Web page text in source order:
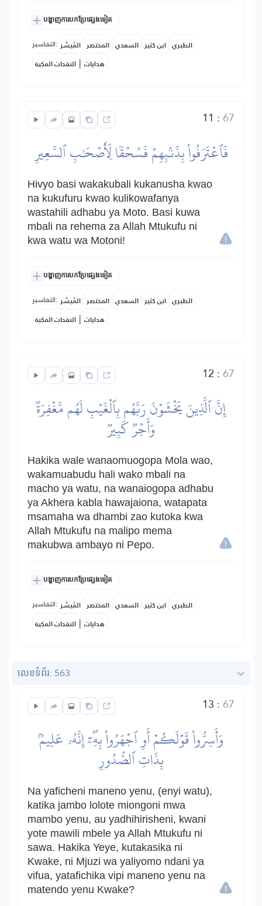
បង្ហាញការបកប្រែផ្សេងទៀត
التفاسير: المُيسَّر المختصر السعدي ابن كثير الطبري
النفحات المكية | هدايات
11 :67
فَٱعۡتَرَفُواْ بِذَنۢبِهِمۡ فَسُحۡقٗا لِّأَصۡحَٰبِ ٱلسَّعِيرِ
Hivyo basi wakakubali kukanusha kwao
na kukufuru kwao kulikowafanya
wastahili adhabu ya Moto. Basi kuwa
mbali na rehema za Allah Mtukufu ni
kwa watu wa Motoni!
បង្ហាញការបកប្រែផ្សេងទៀត
التفاسير: المُيسَّر المختصر السعدي ابن كثير الطبري
النفحات المكية | هدايات
12 :67
إِنَّ ٱلَّذِينَ يَخۡشَوۡنَ رَبَّهُم بِٱلۡغَيۡبِ لَهُم مَّغۡفِرَةٞ
وَأَجۡرٞ كَبِيرٞ
Hakika wale wanaomuogopa Mola wao,
wakamuabudu hali wako mbali na
macho ya watu, na wanaiogopa adhabu
ya Akhera kabla hawajaiona, watapata
msamaha wa dhambi zao kutoka kwa
Allah Mtukufu na malipo mema
makubwa ambayo ni Pepo.
បង្ហាញការបកប្រែផ្សេងទៀត
التفاسير: المُيسَّر المختصر السعدي ابن كثير الطبري
النفحات المكية | هدايات
លេខ​ទំព័រ: 563
13 :67
وَأَسِرُّواْ قَوۡلَكُمۡ أَوِ ٱجۡهَرُواْ بِهِۦٓۖ إِنَّهُۥ عَلِيمُۢ
بِذَاتِ ٱلصُّدُورِ
Na yaficheni maneno yenu, (enyi watu),
katika jambo lolote miongoni mwa
mambo yenu, au yadhihirisheni, kwani
yote mawili mbele ya Allah Mtukufu ni
sawa. Hakika Yeye, kutakasika ni
Kwake, ni Mjuzi wa yaliyomo ndani ya
vifua, yatafichika vipi maneno yenu na
matendo yenu Kwake?